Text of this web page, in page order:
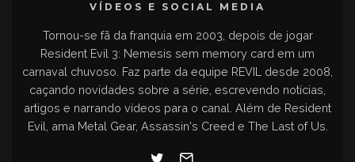
VÍDEOS E SOCIAL MEDIA
Tornou-se fã da franquia em 2003, depois de jogar
Resident Evil 3: Nemesis sem memory card em um
carnaval chuvoso. Faz parte da equipe REVIL desde 2008,
caçando novidades sobre a série, escrevendo notícias,
artigos e narrando vídeos para o canal. Além de Resident
Evil, ama Metal Gear, Assassin's Creed e The Last of Us.